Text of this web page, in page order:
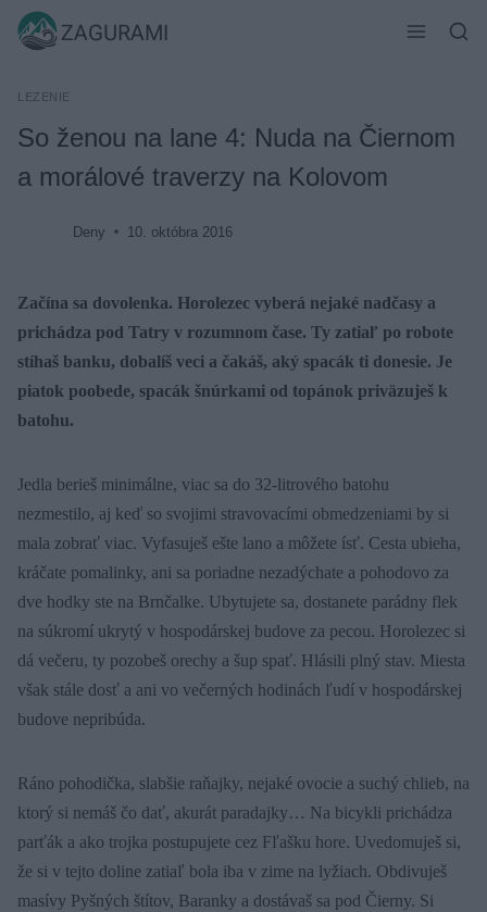
Skip
ZAGURAMI
LEZENIE
So ženou na lane 4: Nuda na Čiernom
a morálové traverzy na Kolovom
Deny 10. októbra 2016
Začína sa dovolenka. Horolezec vyberá nejaké nadčasy a
prichádza pod Tatry v rozumnom čase. Ty zatiaľ po robote
stíhaš banku, dobalíš veci a čakáš, aký spacák ti donesie. Je
piatok poobede, spacák šnúrkami od topánok priväzuješ k
batohu.
Jedla berieš minimálne, viac sa do 32-litrového batohu
nezmestilo, aj keď so svojimi stravovacími obmedzeniami by si
mala zobrať viac. Vyfasuješ ešte lano a môžete ísť. Cesta ubieha,
kráčate pomalinky, ani sa poriadne nezadýchate a pohodovo za
dve hodky ste na Brnčalke. Ubytujete sa, dostanete parádny flek
na súkromí ukrytý v hospodárskej budove za pecou. Horolezec si
dá večeru, ty pozobeš orechy a šup spať. Hlásili plný stav. Miesta
však stále dosť a ani vo večerných hodinách ľudí v hospodárskej
budove nepribúda.
Ráno pohodička, slabšie raňajky, nejaké ovocie a suchý chlieb, na
ktorý si nemáš čo dať, akurát paradajky… Na bicykli prichádza
parťák a ako trojka postupujete cez Fľašku hore. Uvedomuješ si,
že si v tejto doline zatiaľ bola iba v zime na lyžiach. Obdivuješ
masívy Pyšných štítov, Baranky a dostávaš sa pod Čierny. Si